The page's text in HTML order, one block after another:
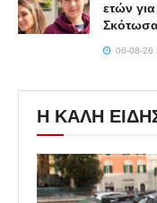
ετών
06-08-26
Η ΚΑΛΗ